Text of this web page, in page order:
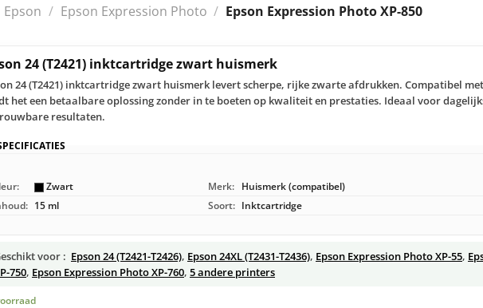
Epson / Epson Expression Photo / Epson Expression Photo XP-850
24 (T2421) inktcartridge zwart huismerk
24 (T2421) inktcartridge zwart huismerk levert scherpe, rijke zwarte afdrukken. Compatibel
het een betaalbare oplossing zonder in te boeten op kwaliteit en prestaties. Ideaal voor
resultaten.
Zwart Merk: Huismerk (compatibel)
15 ml Soort: Inktcartridge
voor : Epson 24 (T2421-T2426), Epson 24XL (T2431-T2436), Epson Expression Photo XP-55,
750, Epson Expression Photo XP-760, 5 andere printers